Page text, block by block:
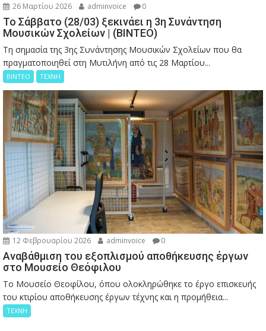
26 Μαρτίου 2026 adminvoice 0
Το Σάββατο (28/03) ξεκινάει η 3η Συνάντηση
Μουσικών Σχολείων | (ΒΙΝΤΕΟ)
Τη σημασία της 3ης Συνάντησης Μουσικών Σχολείων που θα
πραγματοποιηθεί στη Μυτιλήνη από τις 28 Μαρτίου...
ΒΙΝΤΕΟ ΤΕΧΝΗ
12 Φεβρουαρίου 2026 adminvoice 0
Αναβάθμιση του εξοπλισμού αποθήκευσης έργων
στο Μουσείο Θεόφιλου
Το Μουσείο Θεοφίλου, όπου ολοκληρώθηκε το έργο επισκευής
του κτιρίου αποθήκευσης έργων τέχνης και η προμήθεια...
ΤΕΧΝΗ